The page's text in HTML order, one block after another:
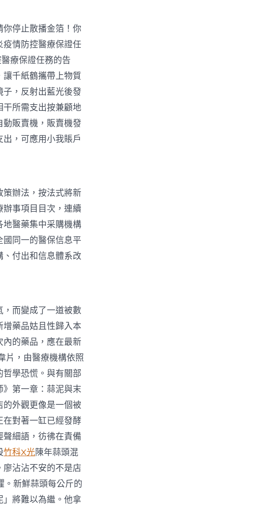
停止散播金箔！你
情防控醫療保證任
療保證任務的告
千紙鶴攜帶上物質
，反射出藍光後發
所需支出按兼顧地
販賣機，販賣機發
，可應用小我賬戶
策辦法，按法式將新
事項目目次，連續
醫藥集中采購機構
同一的醫保信息平
付出和信息體系改
而變成了一道被數
藥品姑且性歸入本
的藥品，應在最新
片，由醫療機構依照
學恐慌。與有關部
第一章：蒜泥與末
外觀更像是一個被
對著一缸已經發酵
細語，彷彿在責備
竹科X光陳年蒜頭混
沾沾不安的不是店
新鮮蒜頭每公斤的
將難以為繼。他拿